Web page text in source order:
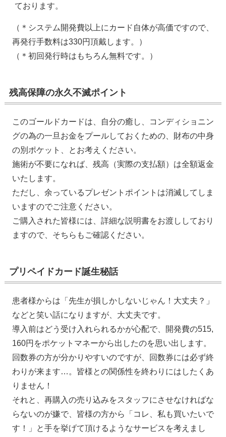
ております。
（＊システム開発費以上にカード自体が高価ですので、
再発行手数料は330円頂戴します。）
（＊初回発行時はもちろん無料です。）
残高保障の永久不滅ポイント
このゴールドカードは、自分の癒し、コンディショニン
グの為の一旦お金をプールしておくための、財布の中身
の別ポケット、とお考えください。
施術が不要になれば、残高（実際の支払額）は全額返金
いたします。
ただし、余っているプレゼントポイントは消滅してしま
いますのでご注意ください。
ご購入された皆様には、詳細な説明書をお渡ししており
ますので、そちらもご確認ください。
プリペイドカード誕生秘話
患者様からは「先生が損しかしないじゃん！大丈夫？」
などと笑い話になりますが、大丈夫です。
導入前はどう受け入れられるかが心配で、開発費の515,
160円をポケットマネーから出したのを思い出します。
回数券の方が分かりやすいのですが、回数券には必ず終
わりが来ます…。皆様との関係性を終わりにはしたくあ
りません！
それと、再購入の売り込みをスタッフにさせなければな
らないのが嫌で、皆様の方から「コレ、私も買いたいで
す！」と手を挙げて頂けるようなサービスを考えまし